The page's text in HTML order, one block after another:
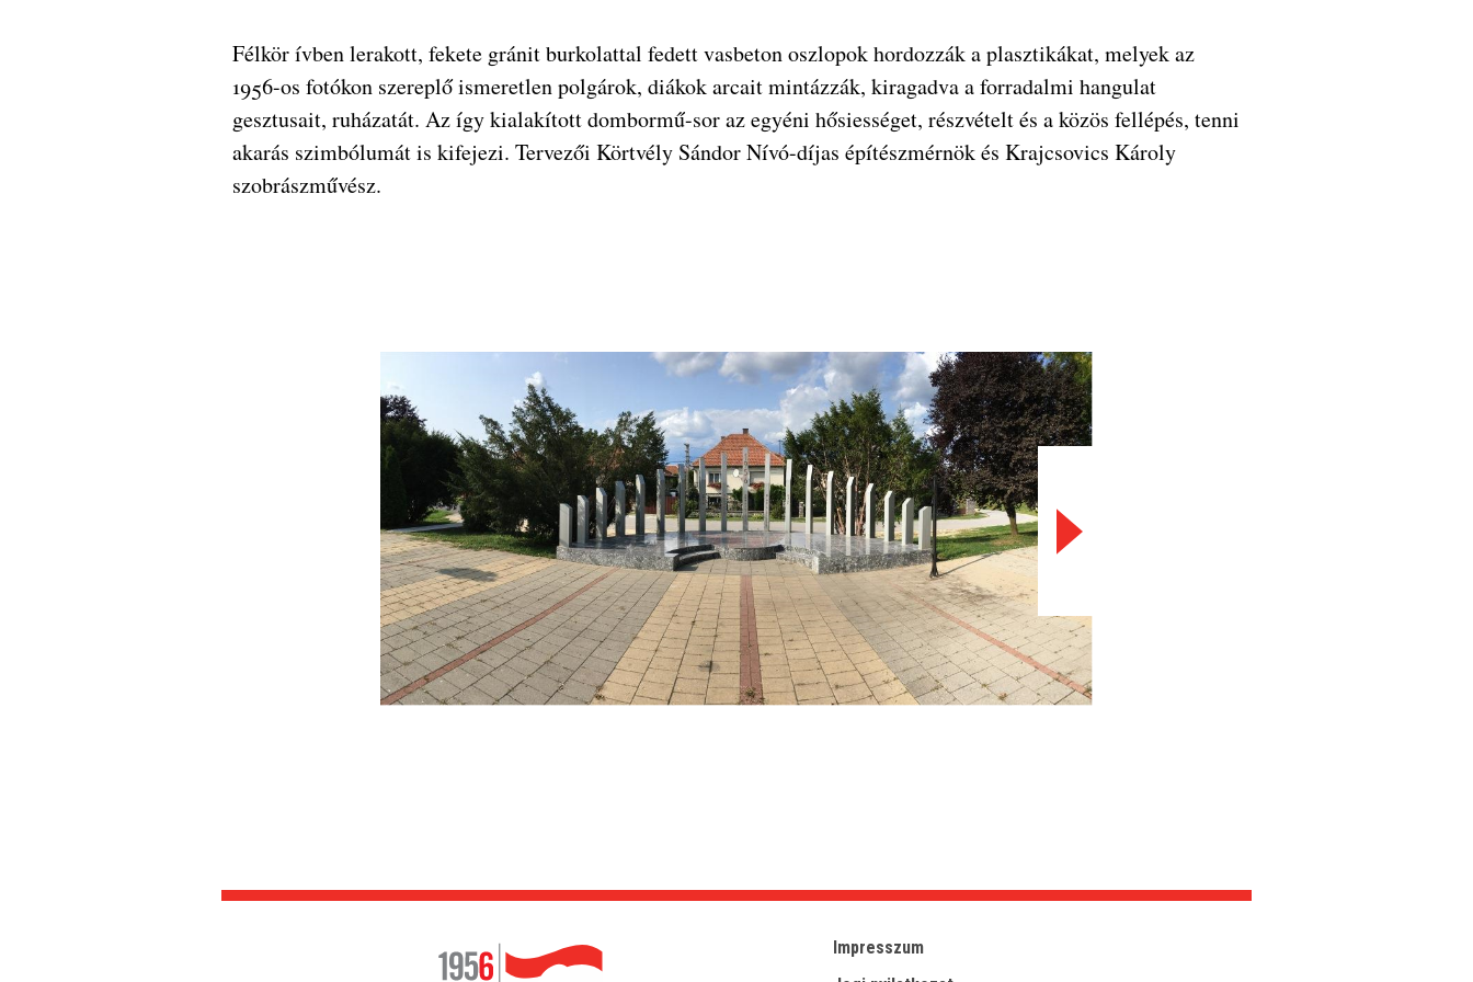
Félkör ívben lerakott, fekete gránit burkolattal fedett vasbeton oszlopok hordozzák a plasztikákat, melyek az
1956-os fotókon szereplő ismeretlen polgárok, diákok arcait mintázzák, kiragadva a forradalmi hangulat
gesztusait, ruházatát. Az így kialakított dombormű-sor az egyéni hősiességet, részvételt és a közös fellépés, tenni
akarás szimbólumát is kifejezi. Tervezői Körtvély Sándor Nívó-díjas építészmérnök és Krajcsovics Károly
szobrászművész.
Impresszum